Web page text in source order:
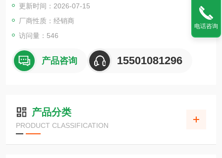
更新时间：2026-07-15
厂商性质：经销商
访问量：546
产品咨询 15501081296
产品分类
PRODUCT CLASSIFICATION
电话咨询